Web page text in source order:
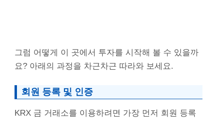
그럼 어떻게 이 곳에서 투자를 시작해 볼 수 있을까
요? 아래의 과정을 차근차근 따라와 보세요.
회원 등록 및 인증
KRX 금 거래소를 이용하려면 가장 먼저 회원 등록